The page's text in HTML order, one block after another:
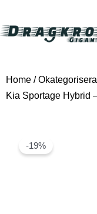
Home /
Kia Sportage Hybrid
-19%